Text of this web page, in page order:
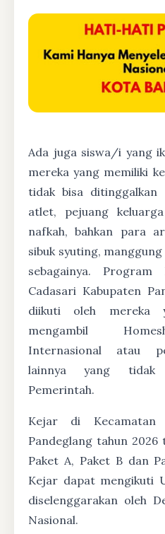
Ada juga siswa/i yang
mereka yang memiliki
tidak bisa ditinggalkan
atlet, pejuang
nafkah, bahkan para
sibuk syuting,
sebagainya.
Cadasari Kabupaten
diikuti oleh mereka
mengambil
Internasional atau
lainnya yang tidak
Pemerintah.
Kejar di Kecamatan
Pandeglang tahun
Paket A, Paket B dan
Kejar dapat mengikuti
diselenggarakan oleh
Nasional.